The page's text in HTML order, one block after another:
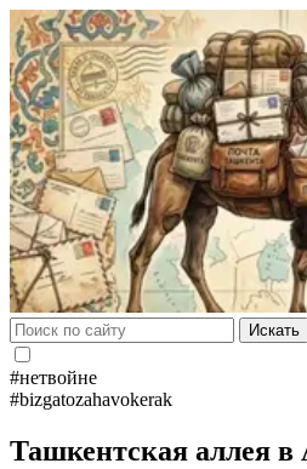
Искать
#нетвойне
#bizgatozahavokerak
Ташкентская аллея